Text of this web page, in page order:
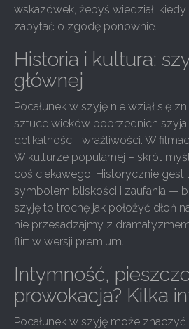
wskazówek, żebyś wiedział,
zapytać o zgodę ponownie.
Historia i kultura:
głównej
Pocałunek w szyję nie wziął się
sztuce wieków poprzednich szyja
delikatności i wrażliwości. W
W kulturze popularnej – skrót
coś ciekawego. Historycznie gest
symbolem bliskości i zaufania —
szyję to trochę jak położyć dłoń
nie przesadzajmy z
flirt w wersji premium.
Intymność,
prowokacja? Kilka
Pocałunek w szyję może